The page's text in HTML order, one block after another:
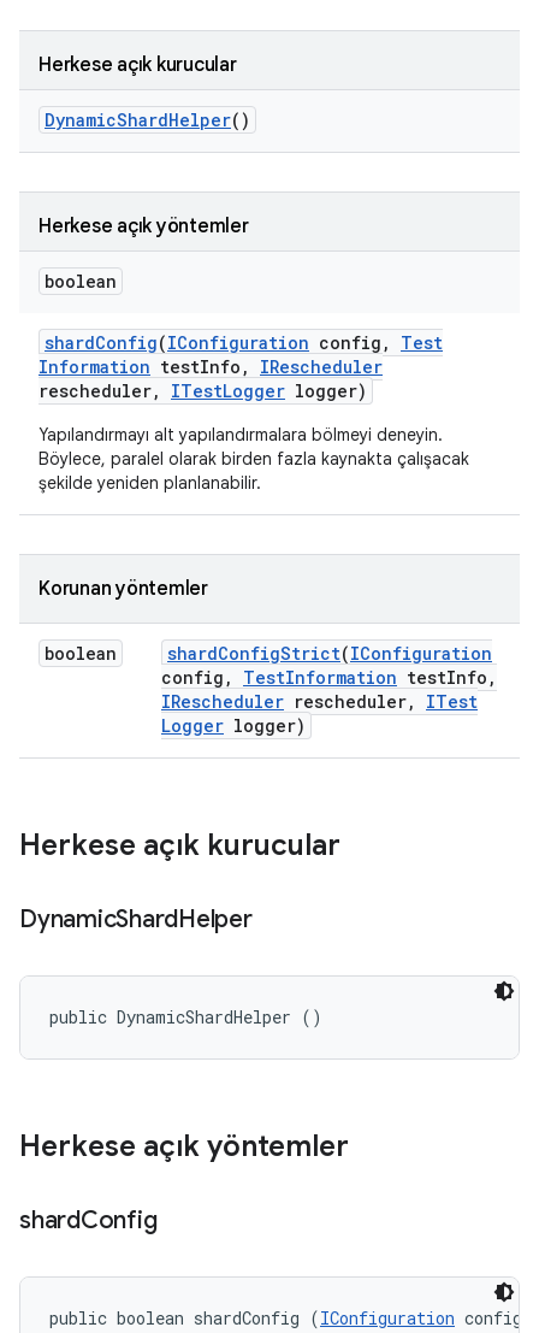
Herkese açık kurucular
DynamicShardHelper()
Herkese açık yöntemler
boolean
shardConfig(IConfiguration config ,
Test
Information testInfo ,
IRescheduler
rescheduler, ITestLogger logger)
Yapılandırmayı alt yapılandırmalara bölmeyi deneyin.
Böylece, paralel olarak birden fazla kaynakta çalışacak
şekilde yeniden planlanabilir.
Korunan yöntemler
boolean shardConfigStrict(IConfiguration
config , TestInformation testInfo ,
IRescheduler rescheduler,
ITest
Logger logger)
Herkese açık kurucular
DynamicShardHelper
public DynamicShardHelper ()
Herkese açık yöntemler
shardConfig
public boolean shardConfig (IConfiguration